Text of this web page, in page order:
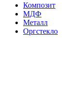
Композит
МДФ
Металл
Оргстекло